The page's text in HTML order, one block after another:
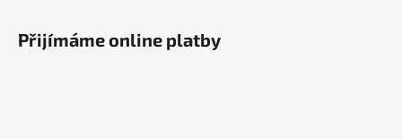
Přijímáme online platby